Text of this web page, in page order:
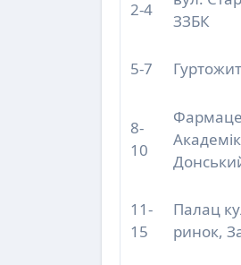
2-4
ЗЗБК
5-7
8-
10
11-
15
Палац
ринок,